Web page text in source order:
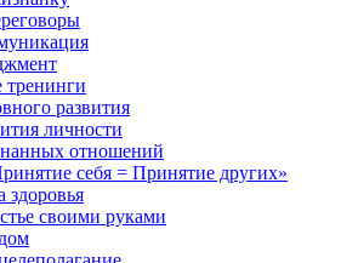
тренинги
развития
личности
отношений
себя = Принятие других»
здоровья
своими руками